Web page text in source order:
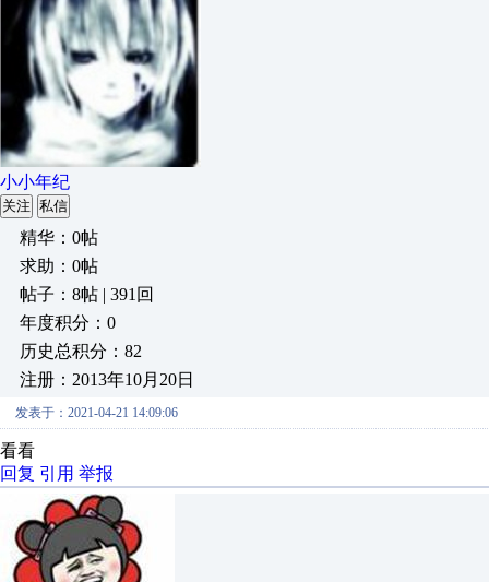
小小年纪
关注 私信
精华：0帖
求助：0帖
帖子：8帖 | 391回
年度积分：0
历史总积分：82
注册：2013年10月20日
发表于：2021-04-21 14:09:06
看看
回复 引用 举报